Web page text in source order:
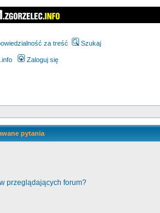
za treść Szukaj
Zaloguj się
pytania
przeglądających forum?